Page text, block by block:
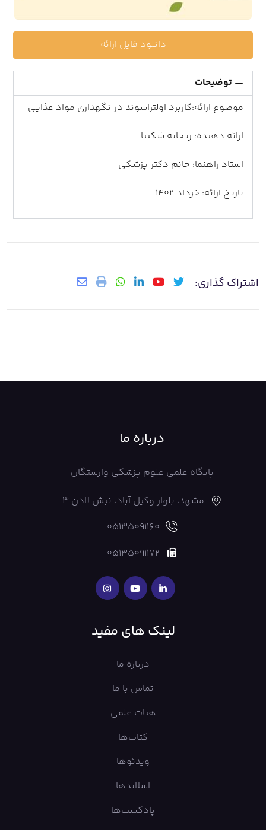
دانلود فایل ارائه
توضیحات
موضوع ارائه:کاربرد اولتراسوند در نگهداری مواد غذایی
ارائه دهنده: ریحانه شکیبا
استاد راهنما: خانم دکتر پزشکی
تاریخ ارائه: خرداد 1402
اشتراک گذاری:
درباره ما
پایگاه علمی علوم پزشکی وارستگان
مشهد، بلوار وکیل آباد، نبش لادن 3
05135091160
05135091172
لینک های مفید
درباره ما
تماس با ما
هیات علمی
کتاب‌ها
ویدئوها
اسلایدها
پادکست‌ها